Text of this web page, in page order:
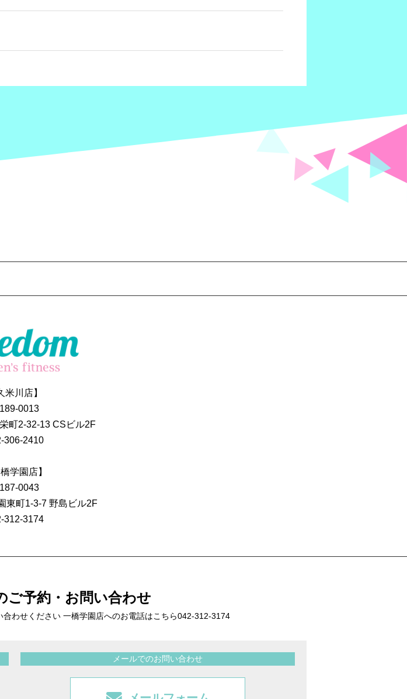
米川店】
0013
町2-32-13 CSビル2F
306-2410
橋学園店】
0043
東町1-3-7 野島ビル2F
312-3174
ご予約・お問い合わせ
合わせください 一橋学園店へのお電話はこちら042-312-3174
メールでのお問い合わせ